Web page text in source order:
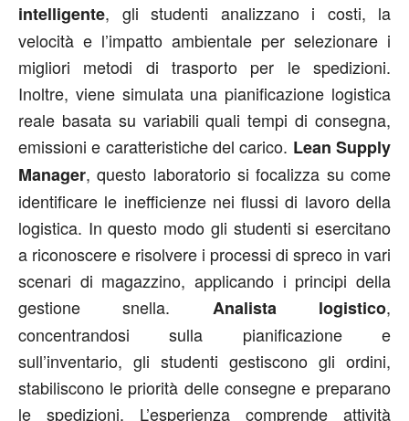
intelligente, gli studenti analizzano i costi, la
velocità e l’impatto ambientale per selezionare i
migliori metodi di trasporto per le spedizioni.
Inoltre, viene simulata una pianificazione logistica
reale basata su variabili quali tempi di consegna,
emissioni e caratteristiche del carico. Lean Supply
Manager, questo laboratorio si focalizza su come
identificare le inefficienze nei flussi di lavoro della
logistica. In questo modo gli studenti si esercitano
a riconoscere e risolvere i processi di spreco in vari
scenari di magazzino, applicando i principi della
gestione snella. Analista logistico,
concentrandosi sulla pianificazione e
sull’inventario, gli studenti gestiscono gli ordini,
stabiliscono le priorità delle consegne e preparano
le spedizioni. L’esperienza comprende attività